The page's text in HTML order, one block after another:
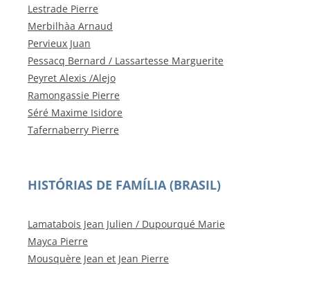
Lestrade Pierre
Merbilhàa Arnaud
Pervieux Juan
Pessacq Bernard / Lassartesse Marguerite
Peyret Alexis /Alejo
Ramongassie Pierre
Séré Maxime Isidore
Tafernaberry Pierre
HISTÓRIAS DE FAMÍLIA (BRASIL)
Lamatabois Jean Julien / Dupourqué Marie
Mayca Pierre
Mousquère Jean et Jean Pierre